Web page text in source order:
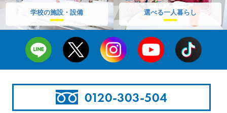
学校の施設・設備 選べる一人暮らし
0120-303-504